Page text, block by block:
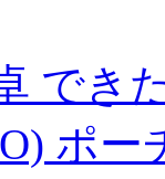
でき
ポ